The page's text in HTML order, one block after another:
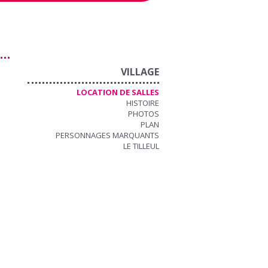
VILLAGE
LOCATION DE SALLES
HISTOIRE
PHOTOS
PLAN
PERSONNAGES MARQUANTS
LE TILLEUL